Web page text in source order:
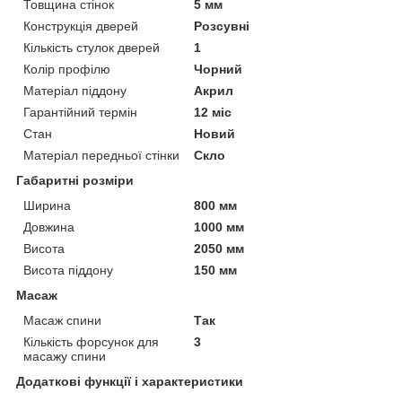
Товщина стінок
5 мм
Конструкція дверей
Розсувні
Кількість стулок дверей
1
Колір профілю
Чорний
Матеріал піддону
Акрил
Гарантійний термін
12 міс
Стан
Новий
Матеріал передньої стінки
Скло
Габаритні розміри
Ширина
800 мм
Довжина
1000 мм
Висота
2050 мм
Висота піддону
150 мм
Масаж
Масаж спини
Так
Кількість форсунок для
масажу спини
3
Додаткові функції і характеристики